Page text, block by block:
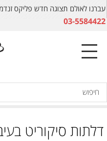
עברנו לאולם תצוגה חדש פליקס זנדמן 10
03-5584422
דלתות סיקוריט